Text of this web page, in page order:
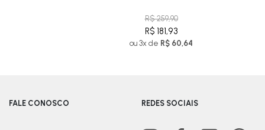
R$ 259,90
R$ 181,93
ou 3x de R$ 60,64
FALE CONOSCO REDES SOCIAIS